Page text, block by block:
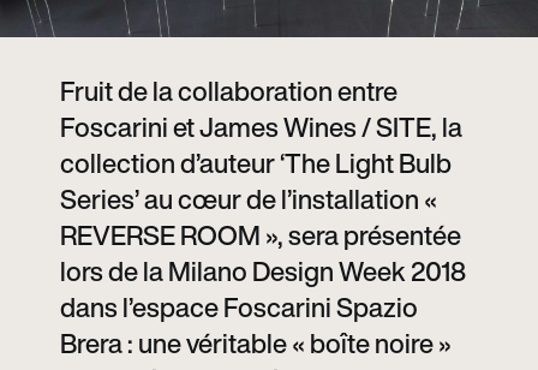
Fruit de la collaboration entre
Foscarini et James Wines / SITE, la
collection d’auteur ‘The Light Bulb
Series’ au cœur de l’installation «
REVERSE ROOM », sera présentée
lors de la Milano Design Week 2018
dans l’espace Foscarini Spazio
Brera : une véritable « boîte noire »